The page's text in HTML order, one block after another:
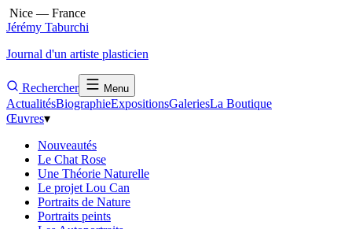
Nice — France
Jérémy Taburchi
Journal d'un artiste plasticien
Rechercher Menu
ActualitésBiographieExpositionsGaleriesLa Boutique
Œuvres▾
Nouveautés
Le Chat Rose
Une Théorie Naturelle
Le projet Lou Can
Portraits de Nature
Portraits peints